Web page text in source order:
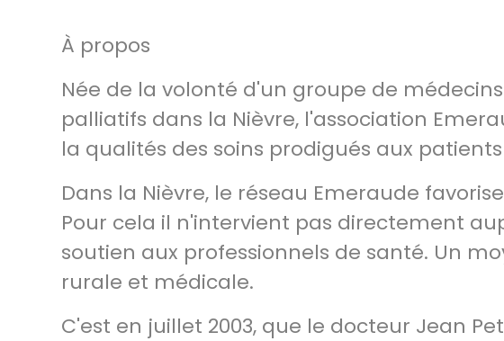
À propos
Née de la volonté d'un groupe de
palliatifs dans la Nièvre, l'association
la qualités des soins prodigués aux
Dans la Nièvre, le réseau Emeraude
Pour cela il n'intervient pas directement
soutien aux professionnels de santé. Un
rurale et médicale.
C'est en juillet 2003, que le docteur Jean